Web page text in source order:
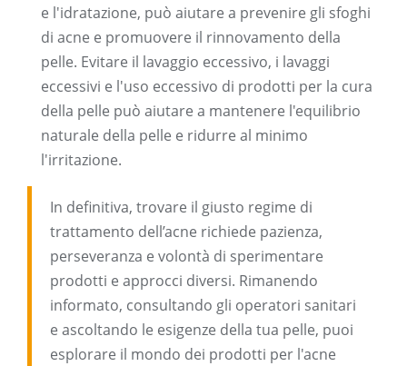
e l'idratazione, può aiutare a prevenire gli sfoghi
di acne e promuovere il rinnovamento della
pelle. Evitare il lavaggio eccessivo, i lavaggi
eccessivi e l'uso eccessivo di prodotti per la cura
della pelle può aiutare a mantenere l'equilibrio
naturale della pelle e ridurre al minimo
l'irritazione.
In definitiva, trovare il giusto regime di
trattamento dell’acne richiede pazienza,
perseveranza e volontà di sperimentare
prodotti e approcci diversi. Rimanendo
informato, consultando gli operatori sanitari
e ascoltando le esigenze della tua pelle, puoi
esplorare il mondo dei prodotti per l'acne